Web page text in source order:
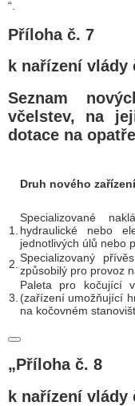
“.
Příloha č. 7
k nařízení vlády
Seznam
včelstev, na
dotace na
Druh nového
1.
Specializované
hydraulické nebo
jednotlivých úlů nebo
2.Specializovaný
způsobilý pro provoz
3.
Paleta pro kočující
(zařízení umožňující
na kočovném
„Příloha č. 8
k nařízení vlády